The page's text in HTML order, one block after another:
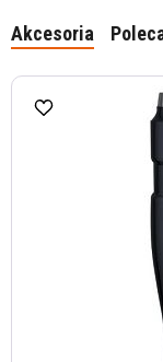
Akcesoria